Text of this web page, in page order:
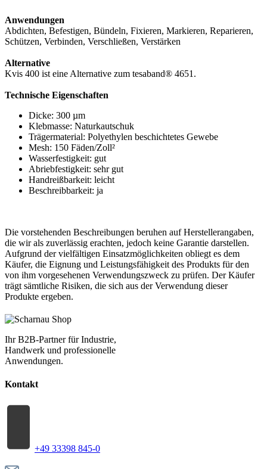
Anwendungen
Abdichten, Befestigen, Bündeln, Fixieren, Markieren, Reparieren,
Schützen, Verbinden, Verschließen, Verstärken
Alternative
Kvis 400 ist eine Alternative zum tesaband® 4651.
Technische Eigenschaften
Dicke: 300 µm
Klebmasse: Naturkautschuk
Trägermaterial: Polyethylen beschichtetes Gewebe
Mesh: 150 Fäden/Zoll²
Wasserfestigkeit: gut
Abriebfestigkeit: sehr gut
Handreißbarkeit: leicht
Beschreibbarkeit: ja
Die vorstehenden Beschreibungen beruhen auf Herstellerangaben,
die wir als zuverlässig erachten, jedoch keine Garantie darstellen.
Aufgrund der vielfältigen Einsatzmöglichkeiten obliegt es dem
Käufer, die Eignung und Leistungsfähigkeit des Produkts für den
von ihm vorgesehenen Verwendungszweck zu prüfen. Der Käufer
trägt sämtliche Risiken, die sich aus der Verwendung dieser
Produkte ergeben.
Ihr B2B-Partner für Industrie,
Handwerk und professionelle
Anwendungen.
Kontakt
+49 33398 845-0